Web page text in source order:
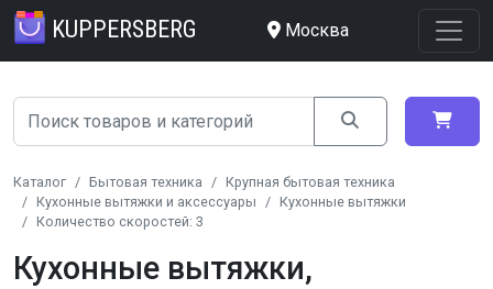
KUPPERSBERG Москва
Каталог Бытовая техника
Крупная бытовая техника
Кухонные вытяжки и аксессуары
Кухонные вытяжки
Количество скоростей: 3
Кухонные вытяжки,